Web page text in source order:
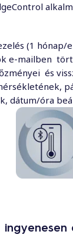
(1
e-mailben
és
dátum/óra